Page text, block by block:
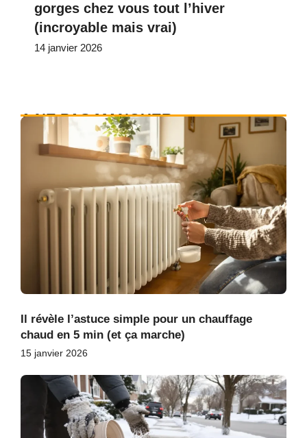
gorges chez vous tout l’hiver
(incroyable mais vrai)
14 janvier 2026
A NE PAS MANQUER
Il révèle l’astuce simple pour un chauffage
chaud en 5 min (et ça marche)
15 janvier 2026